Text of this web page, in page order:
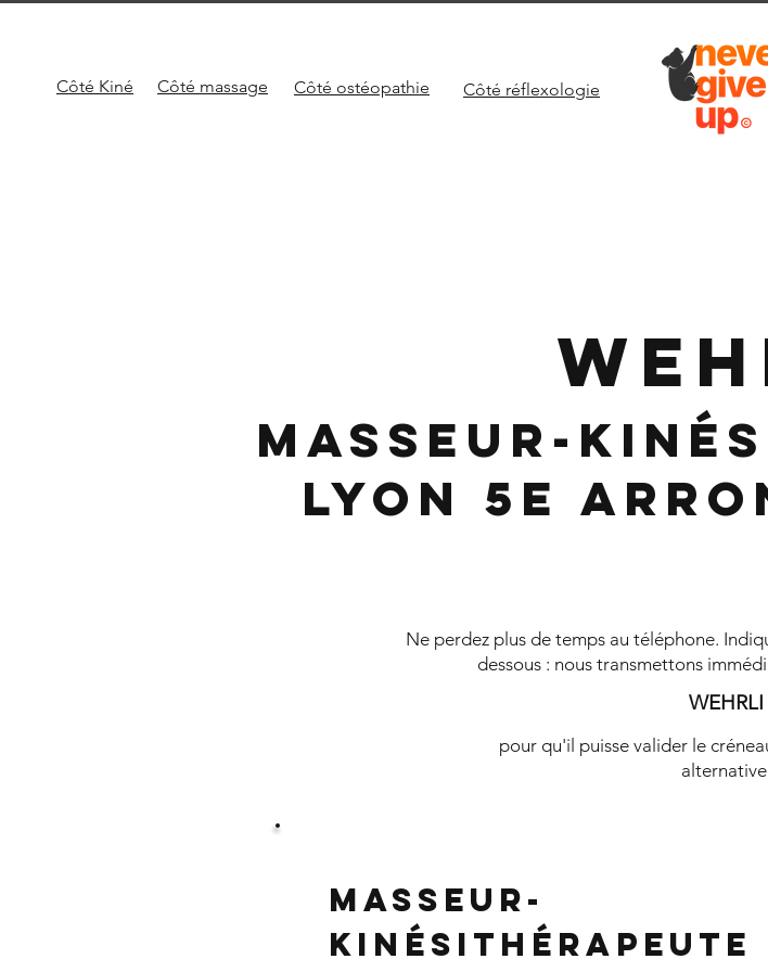
Côté massage Côté ostéopathie Côté réflexologie
Côté Kiné
Masseur-
Lyon 5e
Ne perdez plus de temps au téléphone.
dessous : nous transmettons
WEHRLI
pour qu'il puisse valider le
Masseur-
Kinésithérapeute